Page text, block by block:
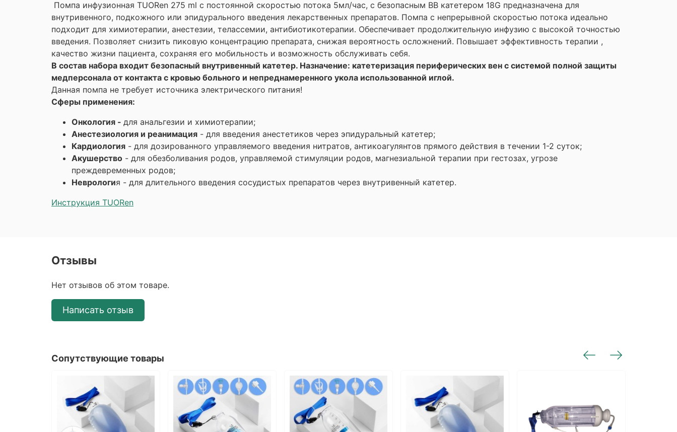
Помпа инфузионная TUORen 275 ml с постоянной скоростью потока 5мл/час, с безопасным ВВ катетером 18G предназначена для
внутривенного, подкожного или эпидурального введения лекарственных препаратов. Помпа с непрерывной скоростью потока идеально
подходит для химиотерапии, анестезии, телассемии, антибиотикотерапии. Обеспечивает продолжительную инфузию с высокой точностью
введения. Позволяет снизить пиковую концентрацию препарата, снижая вероятность осложнений. Повышает эффективность терапии ,
качество жизни пациента, сохраняя его мобильность и возможность обслуживать себя.
В состав набора входит безопасный внутривенный катетер. Назначение: катетеризация периферических вен с системой полной защиты
медперсонала от контакта с кровью больного и непреднамеренного укола использованной иглой.
Данная помпа не требует источника электрического питания!
Сферы применения:
Онкология - для анальгезии и химиотерапии;
Анестезиология и реанимация - для введения анестетиков через эпидуральный катетер;
Кардиология - для дозированного управляемого введения нитратов, антикоагулянтов прямого действия в течении 1-2 суток;
Акушерство - для обезболивания родов, управляемой стимуляции родов, магнезиальной терапии при гестозах, угрозе
преждевременных родов;
Неврология - для длительного введения сосудистых препаратов через внутривенный катетер.
Инструкция TUORen
Отзывы
Нет отзывов об этом товаре.
Написать отзыв
Сопутствующие товары